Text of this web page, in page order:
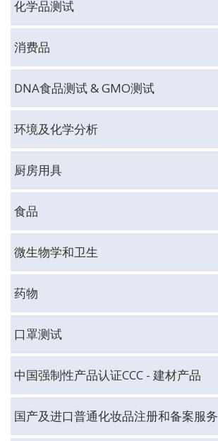
化学品测试
消费品
DNA食品测试 & GMO测试
环境及化学分析
厨房用具
食品
微生物学和卫生
药物
口罩测试
中国强制性产品认证CCC - 建材产品
国产及进口普通化妆品注册和备案服务